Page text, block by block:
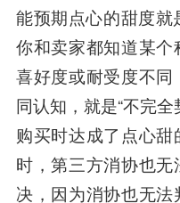
能预期点心的甜度就
你和卖家都知道某
喜好度或耐受度不
同认知，就是“不完
购买时达成了点心
时，第三方消协也
决，因为消协也无